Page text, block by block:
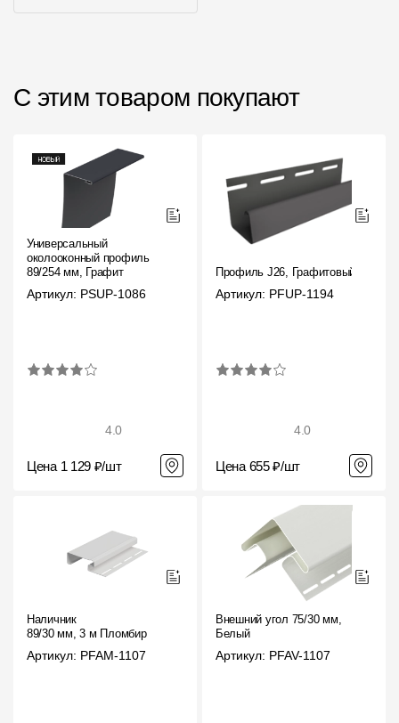
С этим товаром покупают
Универсальный
околооконный профиль
89/254 мм, Графит
Артикул: PSUP-1086
4.0
Цена 1 129 ₽/шт
Профиль J26, Графитовый
Артикул: PFUP-1194
4.0
Цена 655 ₽/шт
Наличник
89/30 мм, 3 м Пломбир
Артикул: PFAM-1107
Внешний угол 75/30 мм,
Белый
Артикул: PFAV-1107